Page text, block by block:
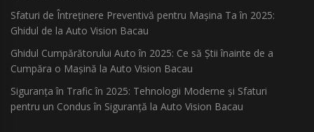
Sfaturi de Întreținere Preventivă pentru Mașina Ta în 2025:
Ghidul de la Auto Vision Bacau
Ghidul Cumpărătorului Auto în 2025: Ce să Știi înainte de a
Cumpăra o Mașină la Auto Vision Bacau
Siguranța în Trafic în 2025: Tehnologii Moderne și Sfaturi
pentru un Condus în Siguranță la Auto Vision Bacau